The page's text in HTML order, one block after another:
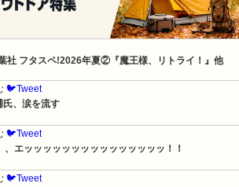
社 フタスペ!2026年夏②『魔王様、リトライ！』他
🐦Tweet
氏、涙を流す
🐦Tweet
、エッッッッッッッッッッッッッッッ！！
🐦Tweet